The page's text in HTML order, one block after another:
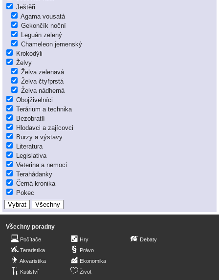
Ještěři
Agama vousatá
Gekončík noční
Leguán zelený
Chameleon jemenský
Krokodýli
Želvy
Želva zelenavá
Želva čtyřprstá
Želva nádherná
Obojživelníci
Terárium a technika
Bezobratlí
Hlodavci a zajícovci
Burzy a výstavy
Literatura
Legislativa
Veterina a nemoci
Terahádanky
Černá kronika
Pokec
Všechny poradny
Počítače
Teraristika
Akvaristika
Kutilství
Hry
Právo
Ekonomika
Život
Debaty